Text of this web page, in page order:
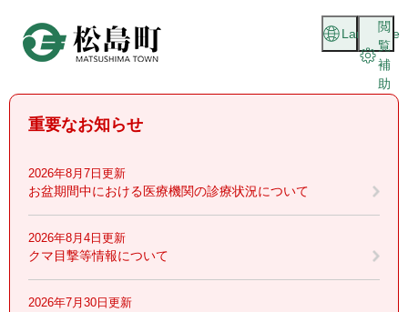
頭
閲
覧
補
助
Language
重要なお知らせ
2026年8月7日更新
お盆期間中における医療機関の診療状況について
2026年8月4日更新
クマ目撃等情報について
2026年7月30日更新